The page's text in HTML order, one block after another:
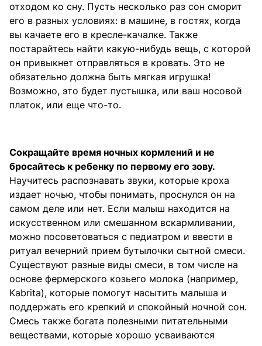
отходом ко сну. Пусть несколько раз сон сморит
его в разных условиях: в машине, в гостях, когда
вы качаете его в кресле-качалке. Также
постарайтесь найти какую-нибудь вещь, с которой
он привыкнет отправляться в кровать. Это не
обязательно должна быть мягкая игрушка!
Возможно, это будет пустышка, или ваш носовой
платок, или еще что-то.
Сокращайте время ночных кормлений и не
бросайтесь к ребенку по первому его зову.
Научитесь распознавать звуки, которые кроха
издает ночью, чтобы понимать, проснулся он на
самом деле или нет. Если малыш находится на
искусственном или смешанном вскармливании,
можно посоветоваться с педиатром и ввести в
ритуал вечерний прием бутылочки сытной смеси.
Существуют разные виды смеси, в том числе на
основе фермерского козьего молока (например,
Kabrita), которые помогут насытить малыша и
поддержать его крепкий и спокойный ночной сон.
Смесь также богата полезными питательными
веществами, которые хорошо усваиваются